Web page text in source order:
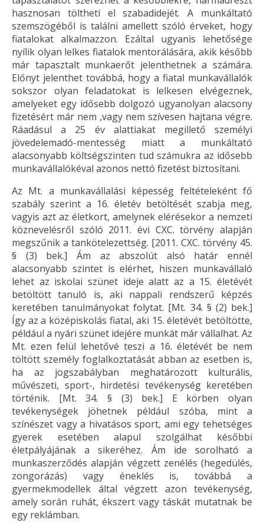
hasznosan töltheti el szabadidejét. A munkáltató
szemszögéből is találni amellett szóló érveket, hogy
fiatalokat alkalmazzon. Ezáltal ugyanis lehetősége
nyílik olyan lelkes fiatalok mentorálására, akik később
már tapasztalt munkaerőt jelenthetnek a számára.
Előnyt jelenthet továbbá, hogy a fiatal munkavállalók
sokszor olyan feladatokat is lelkesen elvégeznek,
amelyeket egy idősebb dolgozó ugyanolyan alacsony
fizetésért már nem ,vagy nem szívesen hajtana végre.
Ráadásul a 25 év alattiakat megillető személyi
jövedelemadó-mentesség miatt a munkáltató
alacsonyabb költségszinten tud számukra az idősebb
munkavállalókéval azonos nettó fizetést biztosítani.
Az Mt. a munkavállalási képesség feltételeként fő
szabály szerint a 16. életév betöltését szabja meg,
vagyis azt az életkort, amelynek elérésekor a nemzeti
köznevelésről szóló 2011. évi CXC. törvény alapján
megszűnik a tankötelezettség. [2011. CXC. törvény 45.
§ (3) bek.] Ám az abszolút alsó határ ennél
alacsonyabb szintet is elérhet, hiszen munkavállaló
lehet az iskolai szünet ideje alatt az a 15. életévét
betöltött tanuló is, aki nappali rendszerű képzés
keretében tanulmányokat folytat. [Mt. 34. § (2) bek.]
Így az a középiskolás fiatal, aki 15. életévét betöltötte,
például a nyári szünet idejére munkát már vállalhat. Az
Mt. ezen felül lehetővé teszi a 16. életévét be nem
töltött személy foglalkoztatását abban az esetben is,
ha az jogszabályban meghatározott kulturális,
művészeti, sport-, hirdetési tevékenység keretében
történik. [Mt. 34. § (3) bek.] E körben olyan
tevékenységek jöhetnek például szóba, mint a
színészet vagy a hivatásos sport, ami egy tehetséges
gyerek esetében alapul szolgálhat későbbi
életpályájának a sikeréhez. Ám ide sorolható a
munkaszerződés alapján végzett zenélés (hegedülés,
zongorázás) vagy éneklés is, továbbá a
gyermekmodellek által végzett azon tevékenység,
amely során ruhát, ékszert vagy táskát mutatnak be
egy reklámban.